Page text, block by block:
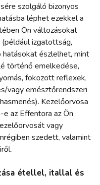
szolgáló bizonyos
léphet ezekkel a
Ön változásokat
izgatottság,
hatásokat észlelhet, mint
történő emelkedése,
fokozott reflexek,
vagy emésztőrendszeri
Kezelőorvosa
az Effentora az Ön
vagy
szedett, valamint
étellel, itallal és